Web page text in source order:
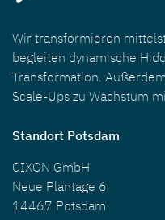
Wir transformieren
begleiten dynamische
Transformation.
Scale-Ups zu Wachstum
Standort Potsdam
CIXON GmbH
Neue Plantage 6
14467 Potsdam